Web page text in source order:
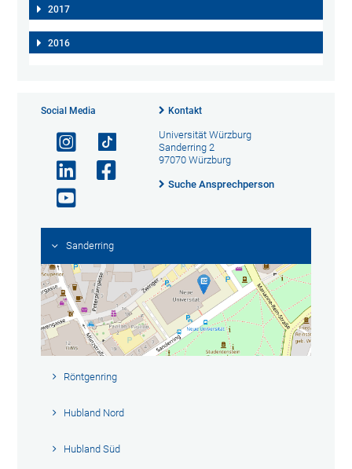
2017
2016
Social Media Kontakt
Universität Würzburg
Sanderring 2
97070 Würzburg
Suche Ansprechperson
Sanderring
Röntgenring
Hubland Nord
Hubland Süd